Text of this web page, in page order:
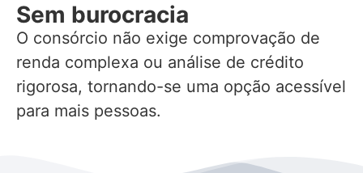
Sem burocracia
O consórcio não exige comprovação de
renda complexa ou análise de crédito
rigorosa, tornando-se uma opção acessível
para mais pessoas.